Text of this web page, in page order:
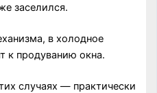
заселился.
в холодное
к продуванию окна.
случаях — практически